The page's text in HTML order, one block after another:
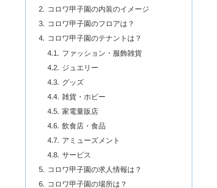
コロワ甲子園の内装のイメージ
コロワ甲子園のフロアは？
コロワ甲子園のテナントは？
ファッション・服飾雑貨
ジュエリー
グッズ
雑貨・ホビー
家電量販店
飲食店・食品
アミューズメント
サービス
コロワ甲子園の求人情報は？
コロワ甲子園の場所は？